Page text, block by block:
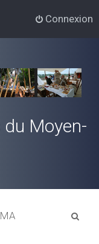
Connexion
Moyen-